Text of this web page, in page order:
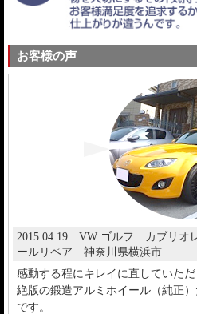
お客様の声
2015.04.19 VW ゴルフ カブリ
ールリペア 神奈川県横浜市
感動する程にキレイに直していただ
絶版の鍛造アルミホイール（純正
です。